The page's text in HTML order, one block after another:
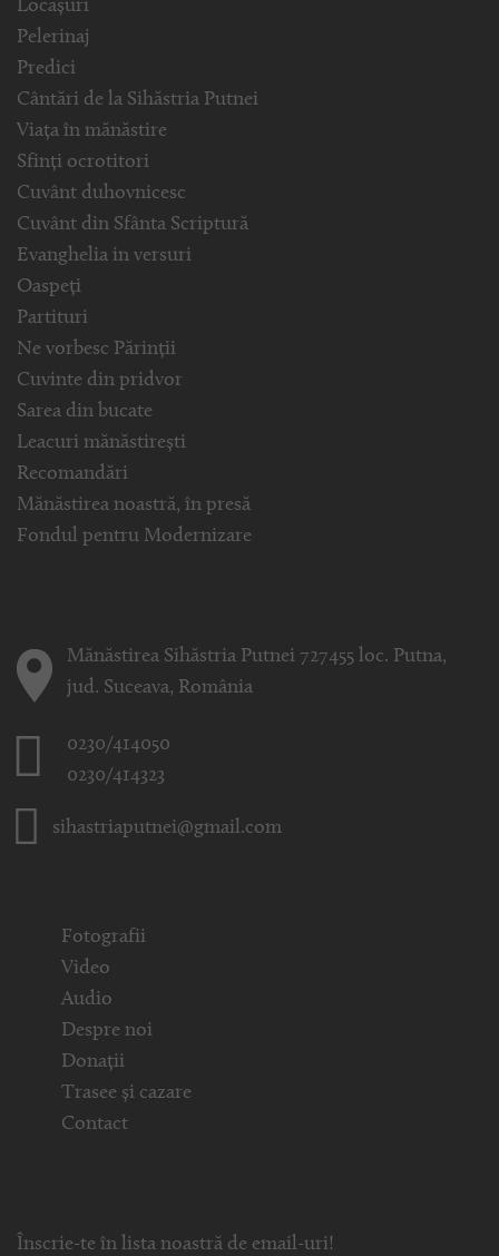
Locașuri
Pelerinaj
Predici
Cântări de la Sihăstria Putnei
Viața în mănăstire
Sfinți ocrotitori
Cuvânt duhovnicesc
Cuvânt din Sfânta Scriptură
Evanghelia in versuri
Oaspeți
Partituri
Ne vorbesc Părinții
Cuvinte din pridvor
Sarea din bucate
Leacuri mănăstirești
Recomandări
Mănăstirea noastră, în presă
Fondul pentru Modernizare
Mănăstirea Sihăstria Putnei 727455 loc. Putna,
jud. Suceava, România
0230/414050
0230/414323
sihastriaputnei@gmail.com
Fotografii
Video
Audio
Despre noi
Donații
Trasee și cazare
Contact
Înscrie-te în lista noastră de email-uri!